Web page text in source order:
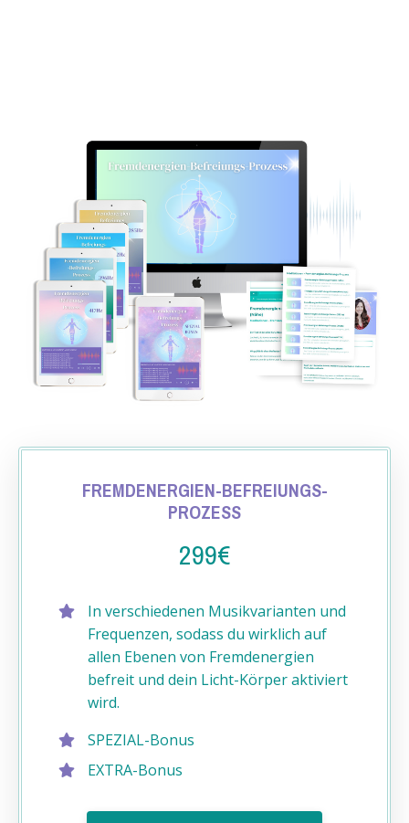
FREMDENERGIEN-BEFREIUNGS-
PROZESS
299€
In verschiedenen Musikvarianten und
Frequenzen, sodass du wirklich auf
allen Ebenen von Fremdenergien
befreit und dein Licht-Körper aktiviert
wird.
SPEZIAL-Bonus
EXTRA-Bonus